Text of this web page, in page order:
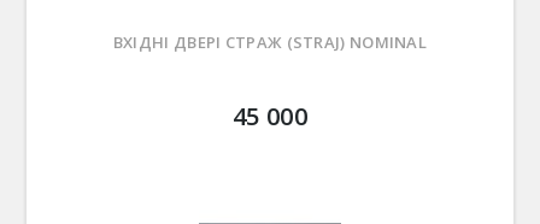
ВХІДНІ ДВЕРІ СТРАЖ (STRAJ) NOMINAL
45 000